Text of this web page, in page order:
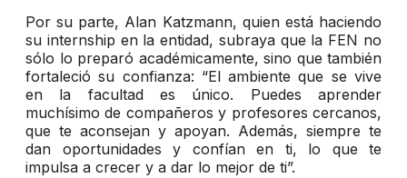
Por su parte, Alan Katzmann, quien está haciendo
su internship en la entidad, subraya que la FEN no
sólo lo preparó académicamente, sino que también
fortaleció su confianza: “El ambiente que se vive
en la facultad es único. Puedes aprender
muchísimo de compañeros y profesores cercanos,
que te aconsejan y apoyan. Además, siempre te
dan oportunidades y confían en ti, lo que te
impulsa a crecer y a dar lo mejor de ti”.